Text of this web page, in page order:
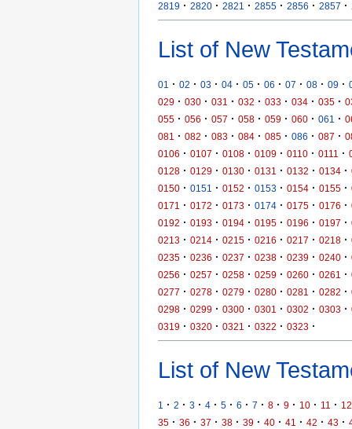
2819 · 2820 · 2821 · 2855 · 2856 · 2857 ·
List of New
01 · 02 · 03 · 04 · 05 · 06 · 07 · 08 · 09 ·
029 · 030 · 031 · 032 · 033 · 034 · 035 ·
055 · 056 · 057 · 058 · 059 · 060 · 061 ·
081
· 082 · 083 · 084 · 085 · 086 · 087 ·
0106 · 0107 · 0108 · 0109 · 0110 · 0111 ·
0128 · 0129 · 0130 · 0131 · 0132 · 0134 ·
0150 · 0151 · 0152 · 0153 · 0154 · 0155 ·
0171
· 0172 · 0173 · 0174 · 0175 · 0176 ·
0192 · 0193 · 0194 · 0195 · 0196 · 0197 ·
0213 · 0214 · 0215 · 0216 · 0217 · 0218 ·
0235 · 0236 · 0237 · 0238 · 0239 · 0240 ·
0256 · 0257 · 0258 · 0259 · 0260 · 0261 ·
0277 · 0278 · 0279 · 0280 · 0281 · 0282 ·
0298 · 0299 · 0300 · 0301 · 0302 · 0303 ·
0319 · 0320 · 0321 · 0322 · 0323 ·
List of New
1 · 2 · 3 · 4 · 5 · 6 · 7 · 8 · 9 · 10 · 11 · 12
35 · 36 · 37 · 38 · 39 · 40 · 41 · 42 · 43 ·